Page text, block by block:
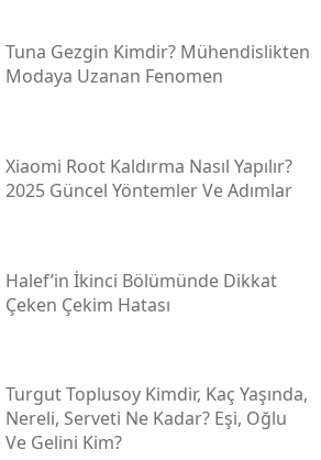
Tuna Gezgin Kimdir? Mühendislikten
Modaya Uzanan Fenomen
Xiaomi Root Kaldırma Nasıl Yapılır?
2025 Güncel Yöntemler Ve Adımlar
Halef’in İkinci Bölümünde Dikkat
Çeken Çekim Hatası
Turgut Toplusoy Kimdir, Kaç Yaşında,
Nereli, Serveti Ne Kadar? Eşi, Oğlu
Ve Gelini Kim?